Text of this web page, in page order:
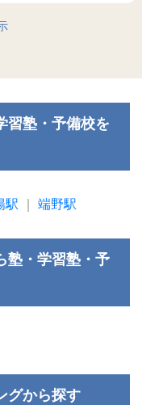
習塾・予備校を
駅 端野駅
塾・学習塾・予
グから探す